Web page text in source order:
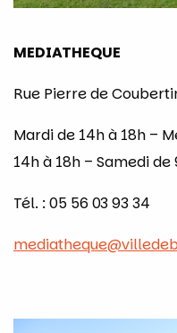
MEDIATHEQUE
Rue Pierre de
Mardi de 14h à 18h –
14h à 18h – Samedi de
Tél. : 05 56 03 93 34